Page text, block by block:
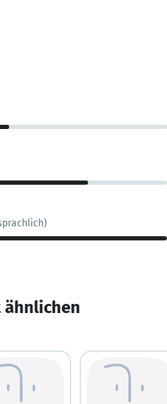
ähnlichen